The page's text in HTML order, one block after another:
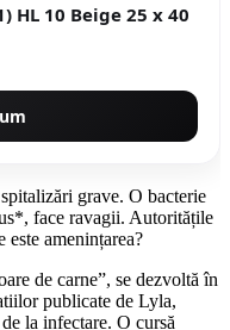
Faianta decorativa Lorca (1101) HL 10 Beige 25 x 40
grave. O bacterie
face ravagii. Autoritățile
este amenințarea?
de carne”, se dezvoltă în
publicate de Lyla,
la infectare. O cursă